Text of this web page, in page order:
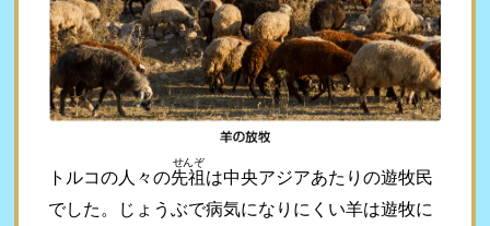
トルコの人々の先祖
せんぞ
は中央アジアあたりの遊牧民
でした。じょうぶで病気になりにくい羊は遊牧に